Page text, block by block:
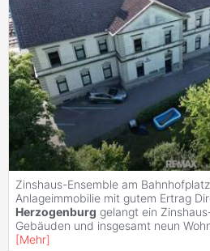
Zinshaus-Ensemble am
Anlageimmobilie mit gutem Ertrag
Herzogenburg gelangt ein
Gebäuden und insgesamt neun
[Mehr]